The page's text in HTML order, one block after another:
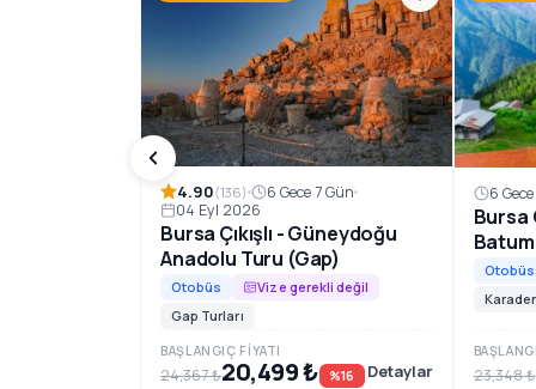
Rezervasyon ve Bilgi
4.90(136)
6 Gece 7 Gün
04 Eyl 2026
Bursa Çıkışlı - Güneydoğu
Anadolu Turu (Gap)
Otobüs
Vize gerekli değil
Gap Turları
BAŞLANGIÇ FIYATI
24,367 ₺20,499 ₺ %16 Detaylar
6
Bursa
Otobüs
23,348 ₺